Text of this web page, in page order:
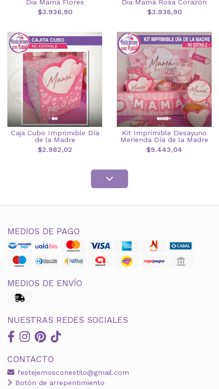
Dia Mamá Flores
$3.936,90
Dia Mamá Rosa Corazón
$3.936,90
Caja Cubo Imprimible Día
de la Madre
$2.982,02
Kit Imprimible Desayuno
Merienda Día de la Madre
$9.443,04
MEDIOS DE PAGO
MEDIOS DE ENVÍO
NUESTRAS REDES SOCIALES
CONTACTO
festejemosconestilo@gmail.com
Botón de arrepentimiento